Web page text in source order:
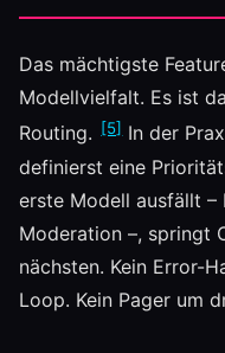
Das mächtigste
Modellvielfalt. Es ist
Routing. [5]In der
definierst eine
erste Modell ausfällt
Moderation –, springt
nächsten. Kein Error-
Loop. Kein Pager um